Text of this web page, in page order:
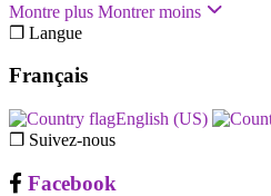
Montre plus Montrer moins
❐ Langue
Français
English (US)‎
❐ Suivez-nous
Facebook